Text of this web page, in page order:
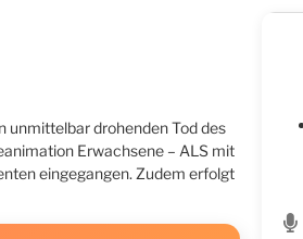
unmittelbar drohenden Tod des
Erwachsene – ALS mit
eingegangen. Zudem erfolgt